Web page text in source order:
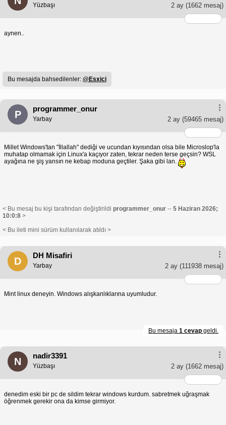
2 ay (1662 mesaj)
Yüzbaşı
aynen..
Bu mesajda bahsedilenler: @Esxici
P
programmer_onur
2 ay (59465 mesaj)
Yarbay
Millet Windows'tan "İllallah" dediği ve ucundan kıyısından olsa bile Microslop'la
muhatap olmamak için Linux'a kaçıyor zaten, tekrar neden terse geçsin? WSL
ayağına ne şiş yansın ne kebap moduna geçtiler. Şaka gibi lan.
< Bu mesaj bu kişi tarafından değiştirildi programmer_onur -- 5 Haziran 2026;
10:0:8 >
< Bu ileti mini sürüm kullanılarak atıldı >
D
DH Misafiri
2 ay (111938 mesaj)
Yarbay
Mint linux deneyin. Windows alışkanlıklarına uyumludur.
Bu mesaja 1 cevap geldi.
N
nadir3391
2 ay (1662 mesaj)
Yüzbaşı
denedim eski bir pc de sildim tekrar windows kurdum. sabretmek uğraşmak
öğrenmek gerekir ona da kimse girmiyor.